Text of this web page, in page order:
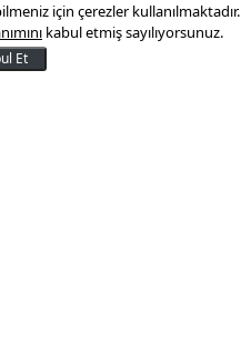
için çerezler kullanılmaktadır.
kabul etmiş sayılıyorsunuz.
Et